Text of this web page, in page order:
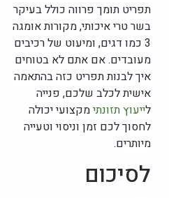
תפריט תומך פרווה כולל בעיקר
בשר טרי איכותי, מקורות אומגה
3 כמו דגים, ומיעוט של רכיבים
מעובדים. אם אתם לא בטוחים
איך לבנות תפריט כזה בהתאמה
אישית לכלב שלכם, פנייה
לייעוץ תזונתימקצועי יכולה
לחסוך לכם זמן וניסוי וטעייה
מיותרים.
לסיכום